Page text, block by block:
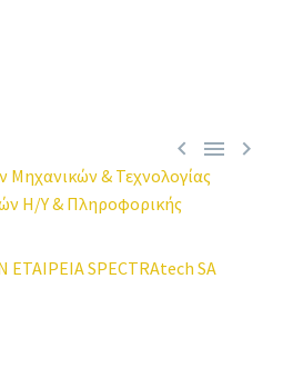
  
Μηχανικών & Τεχνολογίας
Η/Υ & Πληροφορικής
SPECTRAtech SA